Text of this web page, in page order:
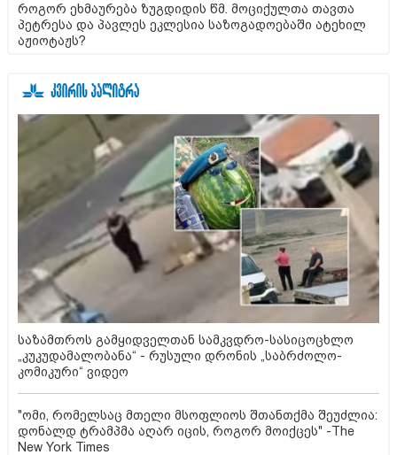
როგორ ეხმაურება ზუგდიდის წმ. მოციქულთა თავთა
პეტრესა და პავლეს ეკლესია საზოგადოებაში ატეხილ
აჟიოტაჟს?
საზამთროს გამყიდველთან სამკვდრო-სასიცოცხლო
„კუკუდამალობანა“ - რუსული დრონის „საბრძოლო-
კომიკური“ ვიდეო
"ომი, რომელსაც მთელი მსოფლიოს შთანთქმა შეუძლია:
დონალდ ტრამპმა აღარ იცის, როგორ მოიქცეს" -The
New York Times